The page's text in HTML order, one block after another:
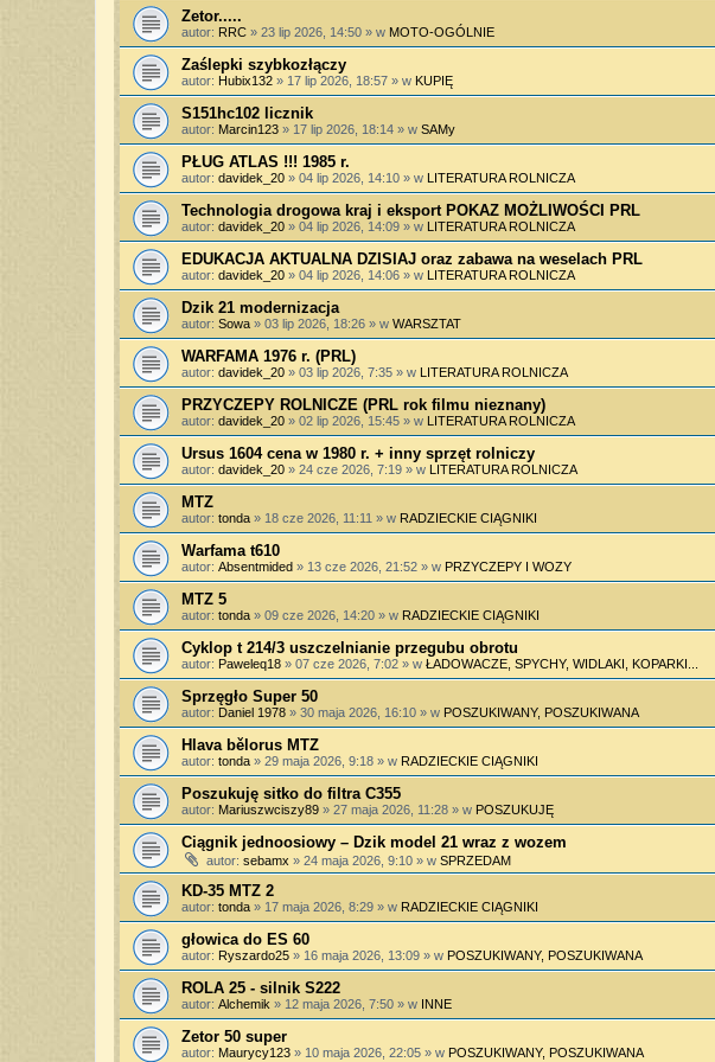
Zetor.....
autor: RRC » 23 lip 2026, 14:50 » w MOTO-OGÓLNIE
Zaślepki szybkozłączy
autor: Hubix132 » 17 lip 2026, 18:57 » w KUPIĘ
S151hc102 licznik
autor: Marcin123 » 17 lip 2026, 18:14 » w SAMy
PŁUG ATLAS !!! 1985 r.
autor: davidek_20 » 04 lip 2026, 14:10 » w LITERATURA ROLNICZA
Technologia drogowa kraj i eksport POKAZ MOŻLIWOŚCI PRL
autor: davidek_20 » 04 lip 2026, 14:09 » w LITERATURA ROLNICZA
EDUKACJA AKTUALNA DZISIAJ oraz zabawa na weselach PRL
autor: davidek_20 » 04 lip 2026, 14:06 » w LITERATURA ROLNICZA
Dzik 21 modernizacja
autor: Sowa » 03 lip 2026, 18:26 » w WARSZTAT
WARFAMA 1976 r. (PRL)
autor: davidek_20 » 03 lip 2026, 7:35 » w LITERATURA ROLNICZA
PRZYCZEPY ROLNICZE (PRL rok filmu nieznany)
autor: davidek_20 » 02 lip 2026, 15:45 » w LITERATURA ROLNICZA
Ursus 1604 cena w 1980 r. + inny sprzęt rolniczy
autor: davidek_20 » 24 cze 2026, 7:19 » w LITERATURA ROLNICZA
MTZ
autor: tonda » 18 cze 2026, 11:11 » w RADZIECKIE CIĄGNIKI
Warfama t610
autor: Absentmided » 13 cze 2026, 21:52 » w PRZYCZEPY I WOZY
MTZ 5
autor: tonda » 09 cze 2026, 14:20 » w RADZIECKIE CIĄGNIKI
Cyklop t 214/3 uszczelnianie przegubu obrotu
autor: Paweleq18 » 07 cze 2026, 7:02 » w ŁADOWACZE, SPYCHY, WIDLAKI, KOPARKI...
Sprzęgło Super 50
autor: Daniel 1978 » 30 maja 2026, 16:10 » w POSZUKIWANY, POSZUKIWANA
Hlava bělorus MTZ
autor: tonda » 29 maja 2026, 9:18 » w RADZIECKIE CIĄGNIKI
Poszukuję sitko do filtra C355
autor: Mariuszwciszy89 » 27 maja 2026, 11:28 » w POSZUKUJĘ
Ciągnik jednoosiowy – Dzik model 21 wraz z wozem
autor: sebamx » 24 maja 2026, 9:10 » w SPRZEDAM
KD-35 MTZ 2
autor: tonda » 17 maja 2026, 8:29 » w RADZIECKIE CIĄGNIKI
głowica do ES 60
autor: Ryszardo25 » 16 maja 2026, 13:09 » w POSZUKIWANY, POSZUKIWANA
ROLA 25 - silnik S222
autor: Alchemik » 12 maja 2026, 7:50 » w INNE
Zetor 50 super
autor: Maurycy123 » 10 maja 2026, 22:05 » w POSZUKIWANY, POSZUKIWANA